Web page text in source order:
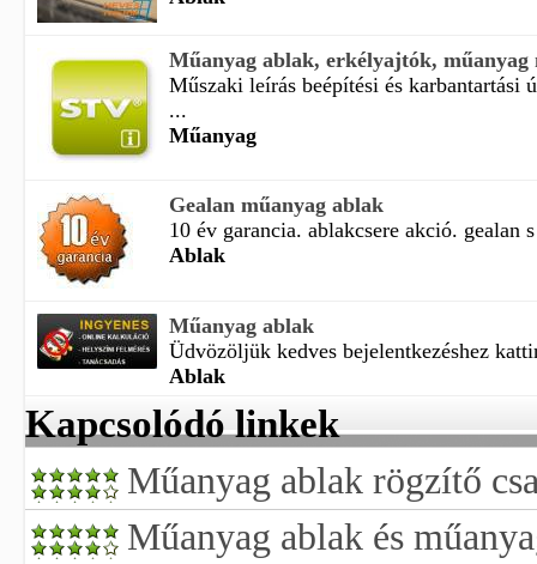
Műanyag ablak, erkélyajtók, műanyag
Műszaki leírás beépítési és karbantartási
...
Műanyag
Gealan műanyag ablak
10 év garancia. ablakcsere akció. gealan
Ablak
Műanyag ablak
Üdvözöljük kedves bejelentkezéshez
Ablak
Kapcsolódó linkek
Műanyag ablak rögzítő
Műanyag ablak és